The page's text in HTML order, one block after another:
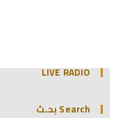
LIVE RADIO
Search بحـث